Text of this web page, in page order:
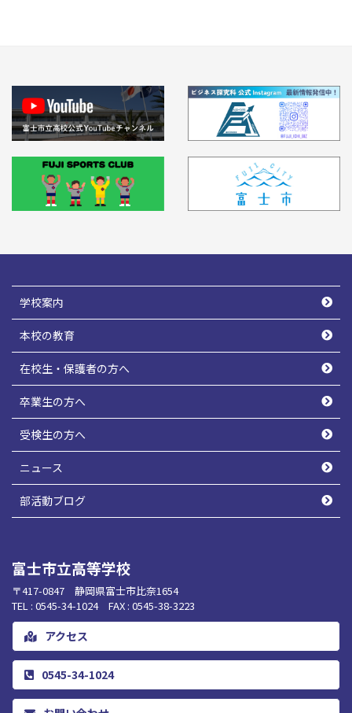
学校案内
本校の教育
在校生・保護者の方へ
卒業生の方へ
受検生の方へ
ニュース
部活動ブログ
富士市立高等学校
〒417-0847 静岡県富士市比奈1654
TEL : 0545-34-1024 FAX : 0545-38-3223
アクセス
0545-34-1024